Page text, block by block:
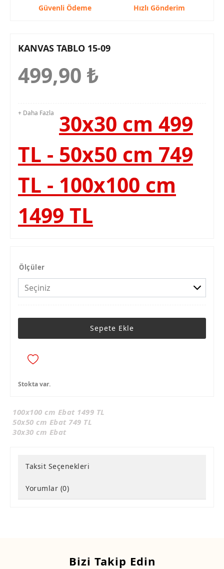
Güvenli Ödeme Hızlı Gönderim
KANVAS TABLO 15-09
499,90 ₺
+ Daha Fazla
30x30 cm 499
TL - 50x50 cm 749
TL - 100x100 cm
1499 TL
Ölçüler
Sepete Ekle
Stokta var.
100x100 cm Ebat 1499 TL
50x50 cm Ebat 749 TL
30x30 cm Ebat
Taksit Seçenekleri
Yorumlar (0)
Bizi Takip Edin